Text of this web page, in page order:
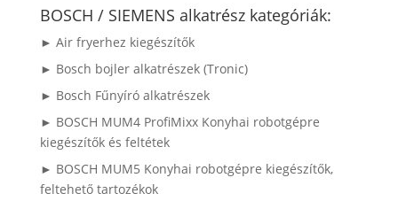
következőre:
BOSCH / SIEMENS alkatrész kategóriák:
► Air fryerhez kiegészítők
► Bosch bojler alkatrészek (Tronic)
► Bosch Fűnyíró alkatrészek
► BOSCH MUM4 ProfiMixx Konyhai robotgépre
kiegészítők és feltétek
► BOSCH MUM5 Konyhai robotgépre kiegészítők,
feltehető tartozékok